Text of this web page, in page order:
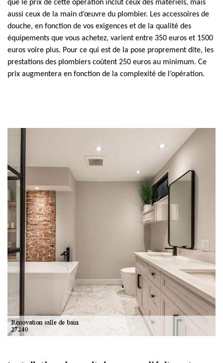
que le prix de cette opération inclut ceux des matériels, mais
aussi ceux de la main d’œuvre du plombier. Les accessoires de
douche, en fonction de vos exigences et de la qualité des
équipements que vous achetez, varient entre 350 euros et 1500
euros voire plus. Pour ce qui est de la pose proprement dite, les
prestations des plombiers coûtent 250 euros au minimum. Ce
prix augmentera en fonction de la complexité de l’opération.